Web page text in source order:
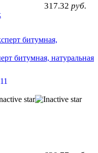
317.32 руб.
битумная, натуральная